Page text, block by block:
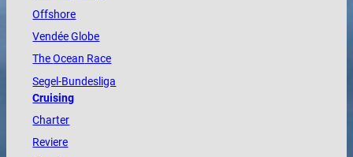
Offshore
VendéeGlobe
TheOcean Race
Segel-Bundesliga
Cruising
Charter
Reviere